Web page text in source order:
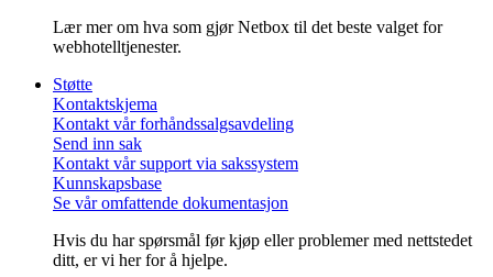
Lær mer om hva som gjør Netbox til det beste valget for
webhotelltjenester.
Støtte
Kontaktskjema
Kontakt vår forhåndssalgsavdeling
Send inn sak
Kontakt vår support via sakssystem
Kunnskapsbase
Se vår omfattende dokumentasjon
Hvis du har spørsmål før kjøp eller problemer med nettstedet
ditt, er vi her for å hjelpe.